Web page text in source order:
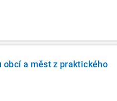
obcí a měst z praktického